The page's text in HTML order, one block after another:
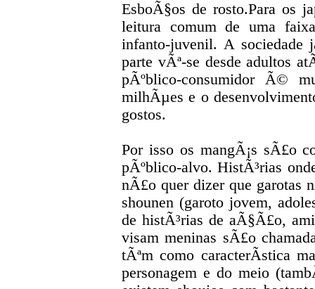
EsboÃ§os de rosto.Para os
leitura comum de uma
infanto-juvenil. A
parte vÃª-se desde adultos
pÃºblico-consumidor Ã©
milhÃµes e o
gostos.
Por isso os mangÃ¡s sÃ£o
pÃºblico-alvo. HistÃ³rias
nÃ£o quer dizer que garotas
shounen (garoto jovem,
de histÃ³rias de aÃ§Ã£o,
visam meninas sÃ£o
tÃªm como caracterÃ­stica
personagem e do meio